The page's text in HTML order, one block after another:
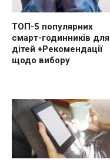
ТОП-5 популярних
смарт-годинників для
дітей +Рекомендації
щодо вибору